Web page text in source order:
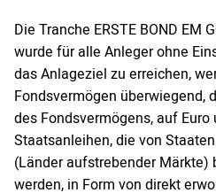
Die Tranche ERSTE BOND EM
wurde für alle Anleger ohne
das Anlageziel zu erreichen,
Fondsvermögen überwiegend,
des Fondsvermögens, auf
Staatsanleihen, die von
(Länder aufstrebender Märkte)
werden, in Form von direkt